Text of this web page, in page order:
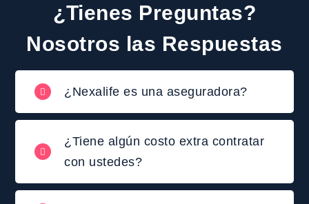
¿Tienes Preguntas?
Nosotros las Respuestas
¿Nexalife es una aseguradora?
¿Tiene algún costo extra contratar
con ustedes?